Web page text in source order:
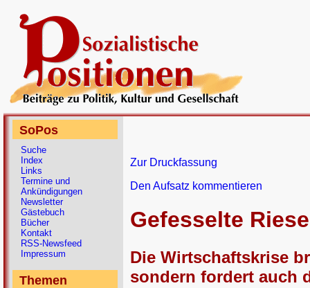
Zur Druckfassung
Den Aufsatz kommentieren
Gefesselte
Die Wirtschaftskrise
sondern fordert auch
SoPos
Suche
Index
Links
Termine und
Ankündigungen
Newsletter
Gästebuch
Bücher
Kontakt
RSS-Newsfeed
Impressum
Themen